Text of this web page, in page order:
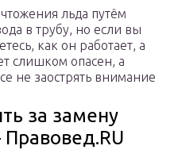
льда путём
в трубу, но если вы
как он работает, а
слишком опасен, а
не заострять внимание
за замену